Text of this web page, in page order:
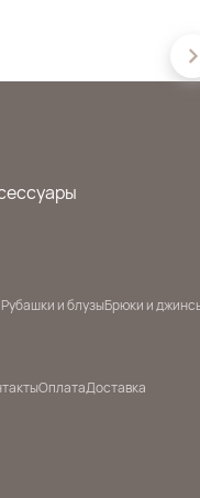
Рубашки и блузыБрюки и
ОплатаДоставка